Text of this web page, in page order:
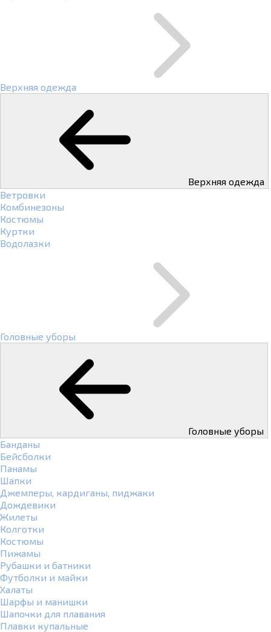
Верхняя одежда
Верхняя одежда
Ветровки
Комбинезоны
Костюмы
Куртки
Водолазки
Головные уборы
Головные уборы
Банданы
Бейсболки
Панамы
Шапки
Джемперы, кардиганы, пиджаки
Дождевики
Жилеты
Колготки
Костюмы
Пижамы
Рубашки и батники
Футболки и майки
Халаты
Шарфы и манишки
Шапочки для плавания
Плавки купальные